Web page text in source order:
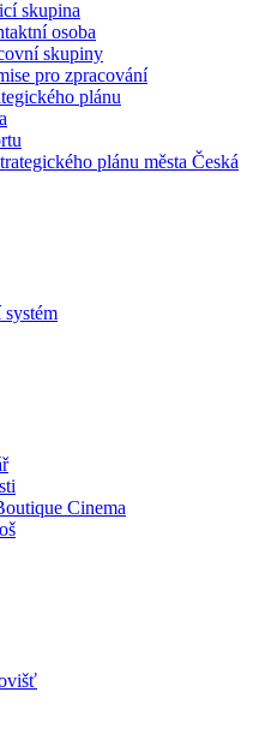
skupina
osoba
skupiny
pro zpracování
plánu
plánu města Česká
Cinema